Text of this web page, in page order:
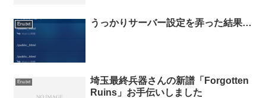
Eru.txt うっかりサーバー設定を弄った結果…
Eru.txt
埼玉最終兵器さんの新譜「Forgotten
Ruins」お手伝いしました